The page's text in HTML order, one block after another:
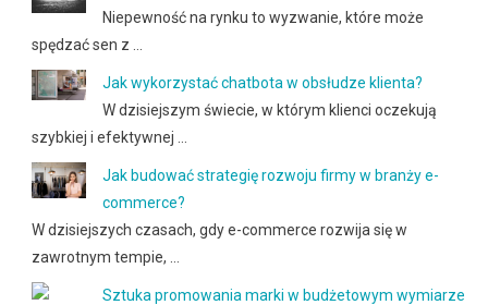
Niepewność na rynku to wyzwanie, które może
spędzać sen z …
Jak wykorzystać chatbota w obsłudze klienta?
W dzisiejszym świecie, w którym klienci oczekują
szybkiej i efektywnej …
Jak budować strategię rozwoju firmy w branży e-
commerce?
W dzisiejszych czasach, gdy e-commerce rozwija się w
zawrotnym tempie, …
Sztuka promowania marki w budżetowym wymiarze